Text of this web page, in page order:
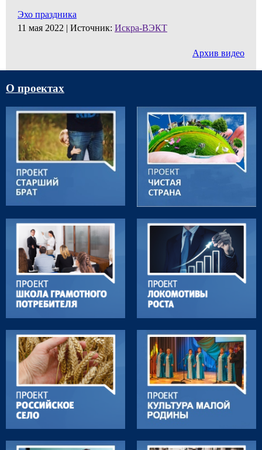
Эхо праздника
11 мая 2022 | Источник: Искра-ВЭКТ
Архив видео
О проектах